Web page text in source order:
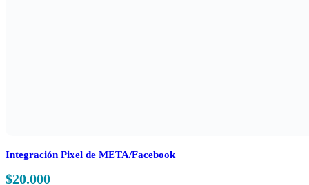
Integración Pixel de META/Facebook
$20.000